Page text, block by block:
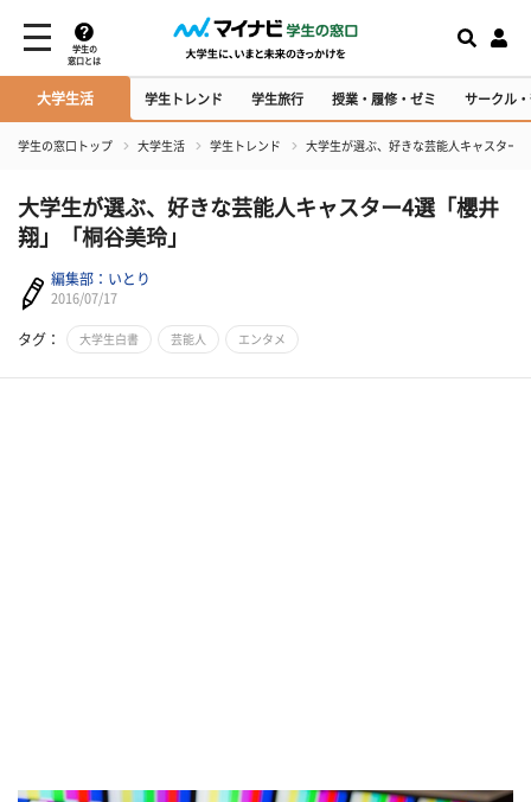
学生の
窓口とは
大学生活 学生トレンド 学生旅行 授業・履修・ゼミ サークル
学生の窓口トップ 大学生活 学生トレンド 大学生が選ぶ、好きな芸能人キャスター4
大学生が選ぶ、好きな芸能人キャスター4選「櫻井
翔」「桐谷美玲」
編集部：いとり
2016/07/17
タグ： 大学生白書 芸能人 エンタメ